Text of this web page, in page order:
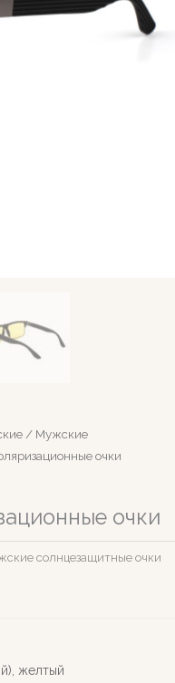
/ Мужские
очки
очки
солнцезащитные очки
желтый